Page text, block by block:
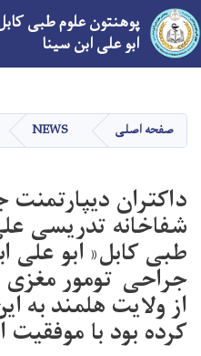
پوهنتون علوم طبی
ابو علی ابن سینا
صفحه اصلی NEWS
داکتران
شفاخانه تدریسی
طبی کابل« ابو علی
از ولایت هلمند به
کرده بود با موفقیت